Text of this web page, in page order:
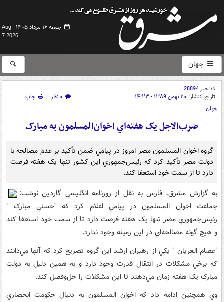
جمعه ۱۶ مرداد ۱۴۰۵ -
Aug
7 2026
جهان
کد خبر28894
تاریخ انتشار: ۲۰ بهمن ۱۳۸۹ - ۱۴:۲۳ ۰ نظر
چاپ
جهان
ضرب‌الاجل يک هفته‌اي اخوان‌المسلمون به مبارک
گروه اخوان‌ المسلمون مصر امروز در پيامي ضمن تأکيد بر عدم مصالحه با
دولت مصر تأکيد کرد که رئيس‌جمهوري اين کشور تنها يک هفته فرصت
دارد تا از سمت خود استعفا کند.
به گزارش مشرق، فارس به نقل از روزنامه انگليسي گاردين نوشت:
جماعت اخوان المسلمون در پيامي اعلام کرد که "حسني مبارک "
رئيس‌جمهوري مصر تنها يک هفته فرصت دارد تا از سمت خود استعفا کند
و هيچ گونه مصالحه‌اي در اين زمينه وجود ندارد.
"عصام العريان " يکي از رهبران ارشد اين گروه تصريح کرد که آنها مي‌دانند
که برخي مشکلات در انتقال قدرت وجود دارد و به همين دليل به دولت
مبارک يک هفته زمان مي‌دهند تا اين مشکلات را حل‌وفصل کند.
وي همچنين ادامه داد که اخوان‌ المسلمون به دنبال حکومت انحصاري